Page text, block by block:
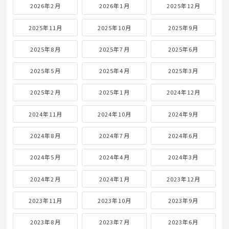
2026年2月 2026年1月 2025年12月
2025年11月 2025年10月 2025年9月
2025年8月 2025年7月 2025年6月
2025年5月 2025年4月 2025年3月
2025年2月 2025年1月 2024年12月
2024年11月 2024年10月 2024年9月
2024年8月 2024年7月 2024年6月
2024年5月 2024年4月 2024年3月
2024年2月 2024年1月 2023年12月
2023年11月 2023年10月 2023年9月
2023年8月 2023年7月 2023年6月